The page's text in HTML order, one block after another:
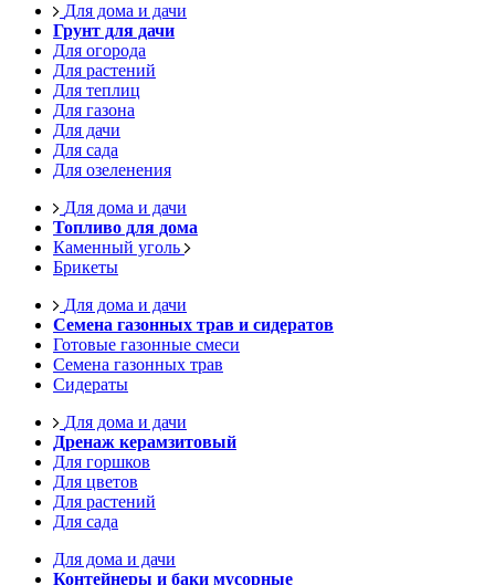
Для дома и дачи
Грунт для дачи
Для огорода
Для растений
Для теплиц
Для газона
Для дачи
Для сада
Для озеленения
Для дома и дачи
Топливо для дома
Каменный уголь
Брикеты
Для дома и дачи
Семена газонных трав и сидератов
Готовые газонные смеси
Семена газонных трав
Сидераты
Для дома и дачи
Дренаж керамзитовый
Для горшков
Для цветов
Для растений
Для сада
Для дома и дачи
Контейнеры и баки мусорные